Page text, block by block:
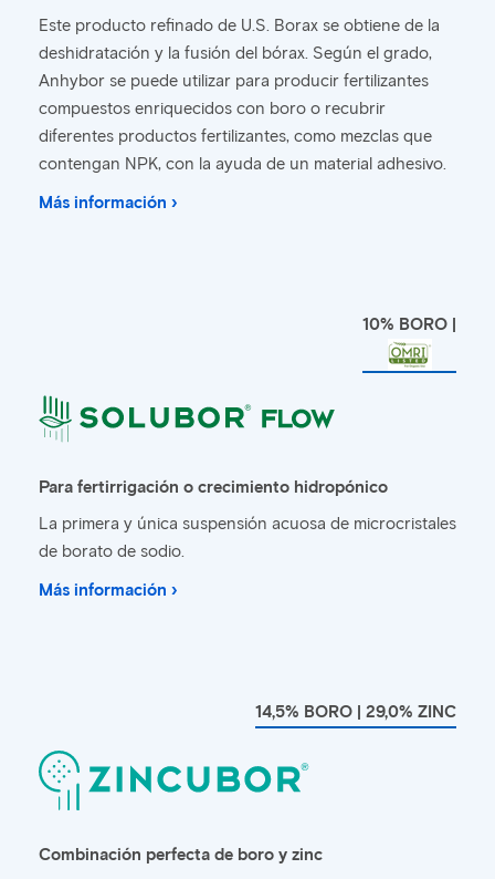
Este producto refinado de U.S. Borax se obtiene de la
deshidratación y la fusión del bórax. Según el grado,
Anhybor se puede utilizar para producir fertilizantes
compuestos enriquecidos con boro o recubrir
diferentes productos fertilizantes, como mezclas que
contengan NPK, con la ayuda de un material adhesivo.
Más información ›
10% BORO |
Para fertirrigación o crecimiento hidropónico
La primera y única suspensión acuosa de microcristales
de borato de sodio.
Más información ›
14,5% BORO | 29,0% ZINC
Combinación perfecta de boro y zinc